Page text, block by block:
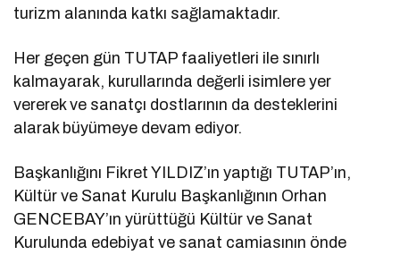
turizm alanında katkı sağlamaktadır.
Her geçen gün TUTAP faaliyetleri ile sınırlı
kalmayarak, kurullarında değerli isimlere yer
vererek ve sanatçı dostlarının da desteklerini
alarak büyümeye devam ediyor.
Başkanlığını Fikret YILDIZ’ın yaptığı TUTAP’ın,
Kültür ve Sanat Kurulu Başkanlığının Orhan
GENCEBAY’ın yürüttüğü Kültür ve Sanat
Kurulunda edebiyat ve sanat camiasının önde